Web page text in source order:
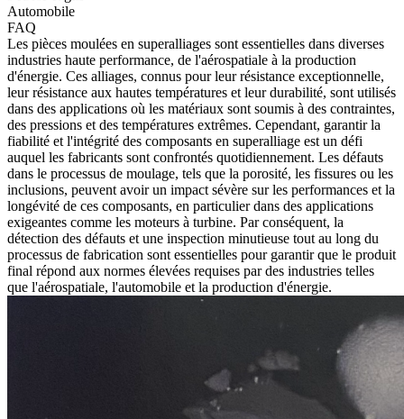
Automobile
FAQ
Les pièces moulées en superalliages sont essentielles dans diverses
industries haute performance, de l'aérospatiale à la production
d'énergie. Ces alliages, connus pour leur résistance exceptionnelle,
leur résistance aux hautes températures et leur durabilité, sont utilisés
dans des applications où les matériaux sont soumis à des contraintes,
des pressions et des températures extrêmes. Cependant, garantir la
fiabilité et l'intégrité des composants en superalliage est un défi
auquel les fabricants sont confrontés quotidiennement. Les défauts
dans le processus de moulage, tels que la porosité, les fissures ou les
inclusions, peuvent avoir un impact sévère sur les performances et la
longévité de ces composants, en particulier dans des applications
exigeantes comme les moteurs à turbine. Par conséquent, la
détection des défauts et une inspection minutieuse tout au long du
processus de fabrication sont essentielles pour garantir que le produit
final répond aux normes élevées requises par des industries telles
que l'aérospatiale, l'automobile et la production d'énergie.